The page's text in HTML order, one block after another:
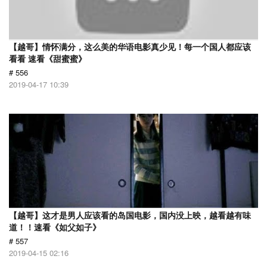
【越哥】情怀满分，这么美的华语电影真少见！每一个国人都应该
看看 速看《甜蜜蜜》
# 556
2019-04-17 10:39
【越哥】这才是男人应该看的岛国电影，国内没上映，越看越有味
道！！速看《如父如子》
# 557
2019-04-15 02:16